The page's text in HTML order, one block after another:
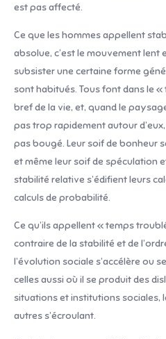
est pas affecté.
Ce que les hommes appellent
absolue, c’est le mouvement lent
subsister une certaine forme
sont habitués. Tous font dans le
bref de la vie, et, quand le
pas trop rapidement autour
pas bougé. Leur soif de bonheur
et même leur soif de spéculation
stabilité relative s’édifient leurs
calculs de probabilité.
Ce qu’ils appellent « temps
contraire de la stabilité et de
l’évolution sociale s’accélère ou
celles aussi où il se produit des
situations et institutions sociales,
autres s’écroulant.